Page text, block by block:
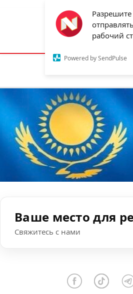
рабочий
Powered by SendPulse
Астана:25°C
Ваше место для
Свяжитесь с нами